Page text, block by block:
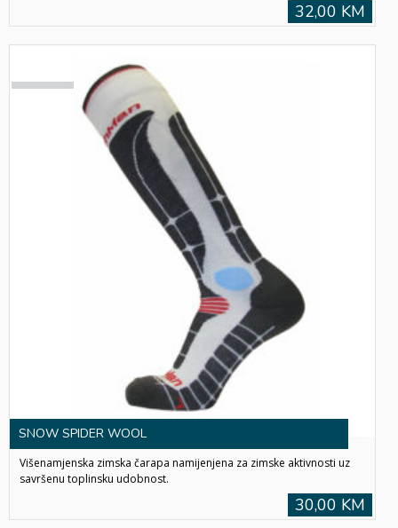
32,00 KM
SOLD
SNOW SPIDER WOOL
Višenamjenska zimska čarapa namijenjena za zimske aktivnosti uz
savršenu toplinsku udobnost.
30,00 KM